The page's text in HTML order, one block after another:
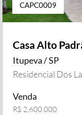
CAPC0009
Casa Alto
Itupeva / SP
Residencial Dos
Venda
R$ 2.600.000